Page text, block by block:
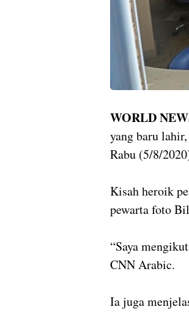
WORLD
yang baru
Rabu (5/8/
Kisah heroik
pewarta foto
“Saya
CNN Arabic.
Ia juga